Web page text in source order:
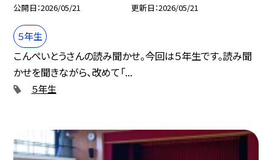
公開日 2026/05/21 更新日 2026/05/21
５年生
こんぺいとうさんの読み聞かせ。今回は５年生です。読み聞
かせを聞きながら、改めて「...
５年生